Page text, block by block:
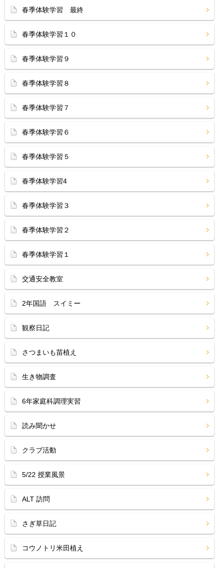
春季体験学習 最終
春季体験学習１０
春季体験学習９
春季体験学習８
春季体験学習７
春季体験学習６
春季体験学習５
春季体験学習4
春季体験学習３
春季体験学習２
春季体験学習１
交通安全教室
2年国語 スイミー
観察日記
さつまいも苗植え
生き物調査
6年家庭科調理実習
読み聞かせ
クラブ活動
5/22 授業風景
ALT 訪問
さぎ草日記
コウノトリ米田植え